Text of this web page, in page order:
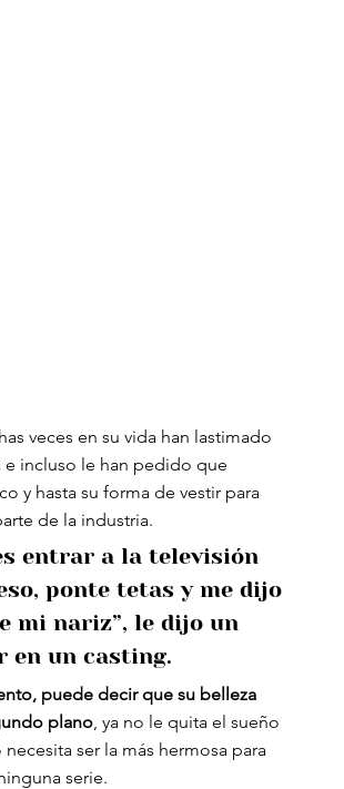
veces en su vida han lastimado
e incluso le han pedido que
y hasta su forma de vestir para
de la industria.
entrar a la televisión
ponte tetas y me dijo
mi nariz”, le dijo un
en un casting.
puede decir que su belleza
plano , ya no le quita el sueño
ser la más hermosa para
serie.